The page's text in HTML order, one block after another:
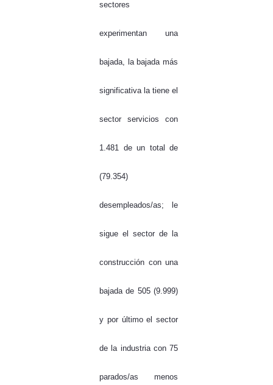
sectores
experimentan una
bajada, la bajada más
significativa la tiene el
sector servicios con
1.481 de un total de
(79.354)
desempleados/as; le
sigue el sector de la
construcción con una
bajada de 505 (9.999)
y por último el sector
de la industria con 75
parados/as menos